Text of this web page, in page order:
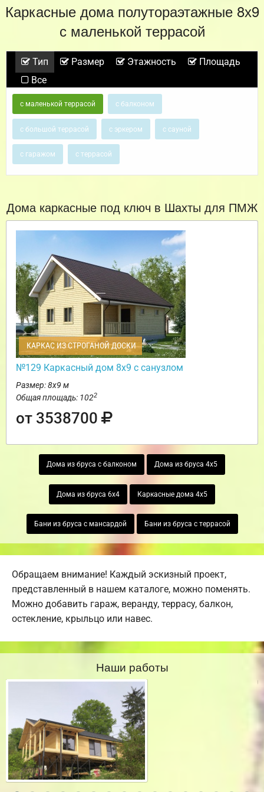
Каркасные дома полутораэтажные 8х9
с маленькой террасой
Тип Размер Этажность
Площадь
Все
с маленькой террасой с балконом
с большой террасой с эркером с сауной
с гаражом с террасой
Дома каркасные под ключ в Шахты для ПМЖ
КАРКАС ИЗ СТРОГАНОЙ ДОСКИ
№129 Каркасный дом 8х9 с санузлом
Размер: 8х9 м
Общая площадь: 1022
от 3538700
Дома из бруса с балконом Дома из бруса 4х5
Дома из бруса 6х4 Каркасные дома 4х5
Бани из бруса с мансардой Бани из бруса с террасой
Обращаем внимание! Каждый эскизный проект,
представленный в нашем каталоге, можно поменять.
Можно добавить гараж, веранду, террасу, балкон,
остекление, крыльцо или навес.
Наши работы